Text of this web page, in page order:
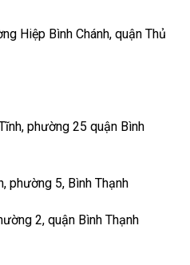
Hiệp Bình Chánh, quận Thủ
phường 25 quận Bình
phường 5, Bình Thạnh
2, quận Bình Thạnh